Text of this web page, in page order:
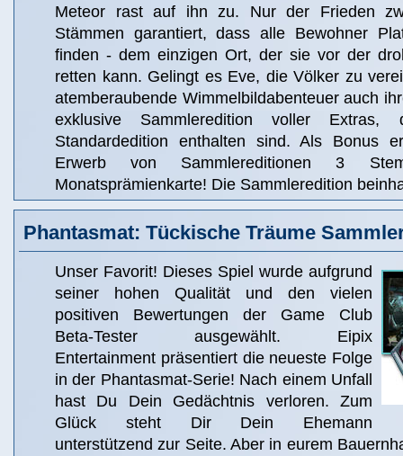
Meteor rast auf ihn zu. Nur der Frieden
Stämmen garantiert, dass alle Bewohner
finden - dem einzigen Ort, der sie vor der
retten kann. Gelingt es Eve, die Völker zu
atemberaubende Wimmelbildabenteuer auch
exklusive Sammleredition voller
Standardedition enthalten sind. Als Bonus
Erwerb von Sammlereditionen 3
Monatsprämienkarte! Die Sammleredition
Phantasmat: Tückische Träume
Unser Favorit! Dieses Spiel wurde aufgrund
seiner hohen Qualität und den vielen
positiven Bewertungen der Game Club
Beta-Tester ausgewählt. Eipix
Entertainment präsentiert die neueste Folge
in der Phantasmat-Serie! Nach einem Unfall
hast Du Dein Gedächtnis verloren. Zum
Glück steht Dir Dein Ehemann
unterstützend zur Seite. Aber in eurem